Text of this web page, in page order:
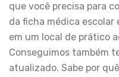
que você precisa para
da ficha médica
em um local de prático
Conseguimos também
atualizado. Sabe por